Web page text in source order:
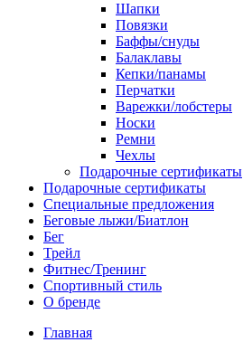
Шапки
Повязки
Баффы/снуды
Балаклавы
Кепки/панамы
Перчатки
Варежки/лобстеры
Носки
Ремни
Чехлы
Подарочные сертификаты
Подарочные сертификаты
Специальные предложения
Беговые лыжи/Биатлон
Бег
Трейл
Фитнес/Тренинг
Спортивный стиль
О бренде
Главная